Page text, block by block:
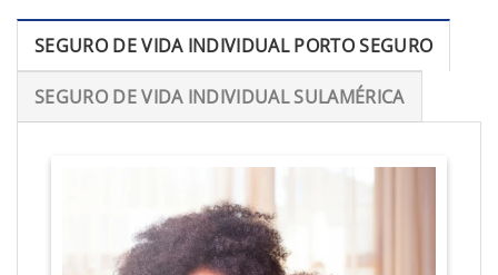
SEGURO DE VIDA INDIVIDUAL PORTO SEGURO
SEGURO DE VIDA INDIVIDUAL SULAMÉRICA